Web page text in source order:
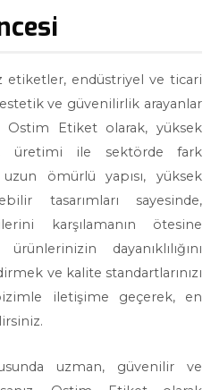
etiketler, endüstriyel ve ticari
estetik ve güvenilirlik arayanlar
Ostim Etiket olarak, yüksek
üretimi ile sektörde fark
ömürlü yapısı, yüksek
tasarımları sayesinde,
karşılamanın ötesine
dayanıklılığını
ve kalite standartlarınızı
iletişime geçerek, en
uzman, güvenilir ve